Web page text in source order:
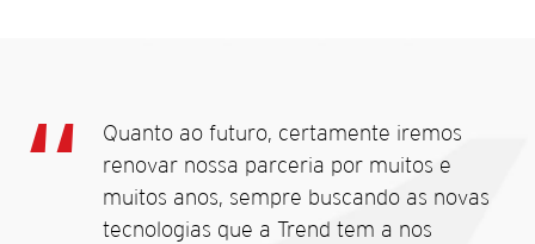
Quanto ao futuro, certamente iremos
renovar nossa parceria por muitos e
muitos anos, sempre buscando as novas
tecnologias que a Trend tem a nos